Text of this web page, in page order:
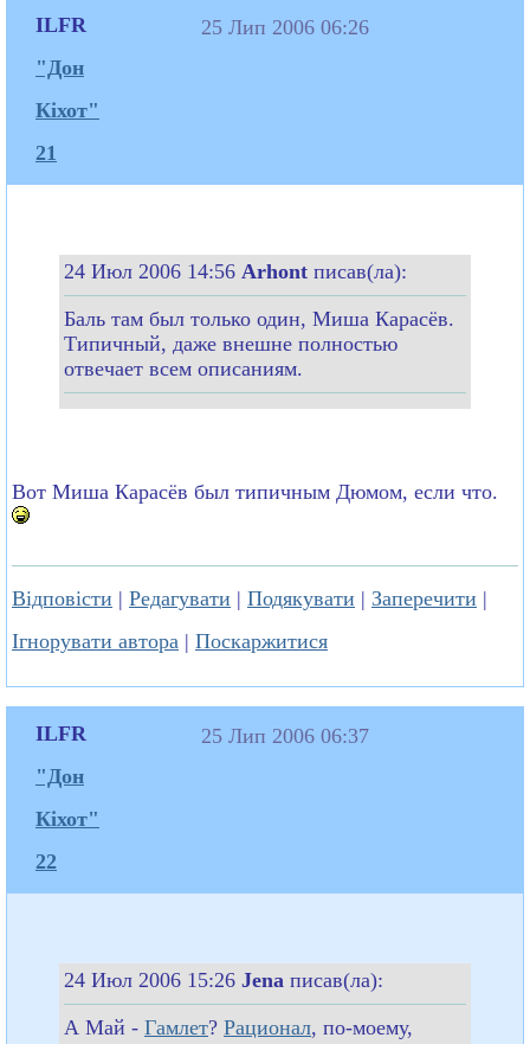
ILFR
"Дон
Кіхот"
21
25 Лип 2006 06:26
24 Июл 2006 14:56 Arhont писав(ла):
Баль там был только один, Миша Карасёв.
Типичный, даже внешне полностью
отвечает всем описаниям.
Вот Миша Карасёв был типичным Дюмом, если что.
Відповісти | Редагувати | Подякувати | Заперечити |
Ігнорувати автора | Поскаржитися
ILFR
"Дон
Кіхот"
22
25 Лип 2006 06:37
24 Июл 2006 15:26 Jena писав(ла):
А Май - Гамлет? Рационал, по-моему,